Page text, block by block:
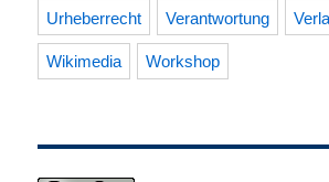
Urheberrecht Verantwortung
Wikimedia Workshop